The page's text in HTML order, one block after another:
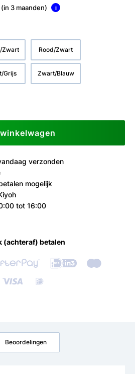
3 maanden) i
Zwart Rood/Zwart
Grijs Zwart/Blauw
verzonden
mogelijk
tot 16:00
(achteraf) betalen
Beoordelingen